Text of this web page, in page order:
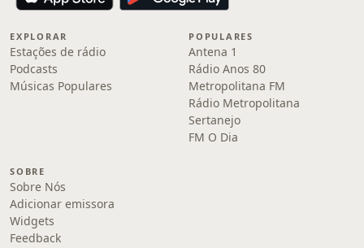
EXPLORAR
Estações de rádio
Podcasts
Músicas Populares
POPULARES
Antena 1
Rádio Anos 80
Metropolitana FM
Rádio Metropolitana
Sertanejo
FM O Dia
SOBRE
Sobre Nós
Adicionar emissora
Widgets
Feedback